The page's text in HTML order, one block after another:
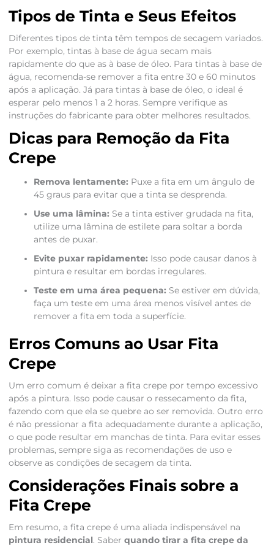
Tipos de Tinta e Seus Efeitos
Diferentes tipos de tinta têm tempos de secagem variados.
Por exemplo, tintas à base de água secam mais
rapidamente do que as à base de óleo. Para tintas à base de
água, recomenda-se remover a fita entre 30 e 60 minutos
após a aplicação. Já para tintas à base de óleo, o ideal é
esperar pelo menos 1 a 2 horas. Sempre verifique as
instruções do fabricante para obter melhores resultados.
Dicas para Remoção da Fita
Crepe
Remova lentamente: Puxe a fita em um ângulo de
45 graus para evitar que a tinta se desprenda.
Use uma lâmina: Se a tinta estiver grudada na fita,
utilize uma lâmina de estilete para soltar a borda
antes de puxar.
Evite puxar rapidamente: Isso pode causar danos à
pintura e resultar em bordas irregulares.
Teste em uma área pequena: Se estiver em dúvida,
faça um teste em uma área menos visível antes de
remover a fita em toda a superfície.
Erros Comuns ao Usar Fita
Crepe
Um erro comum é deixar a fita crepe por tempo excessivo
após a pintura. Isso pode causar o ressecamento da fita,
fazendo com que ela se quebre ao ser removida. Outro erro
é não pressionar a fita adequadamente durante a aplicação,
o que pode resultar em manchas de tinta. Para evitar esses
problemas, sempre siga as recomendações de uso e
observe as condições de secagem da tinta.
Considerações Finais sobre a
Fita Crepe
Em resumo, a fita crepe é uma aliada indispensável na
pintura residencial. Saber quando tirar a fita crepe da